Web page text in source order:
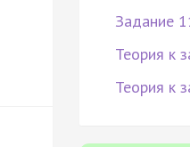
Задание
Теория к
Теория к